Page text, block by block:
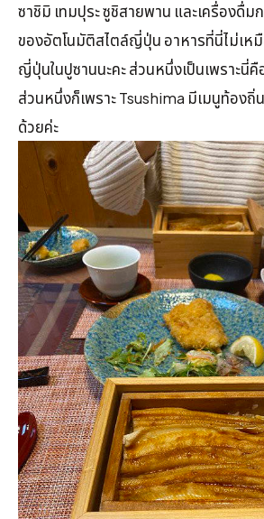
ซาชิมิ เทมปุระ ซูชิสายพาน และเครื่องดื่ม
ของอัตโนมัติสไตล์ญี่ปุ่น อาหารที่นี่ไม่เห
ญี่ปุ่นในปูซานนะคะ ส่วนหนึ่งเป็นเพราะนี่
ส่วนหนึ่งก็เพราะ Tsushima มีเมนูท้องถิ่
ด้วยค่ะ